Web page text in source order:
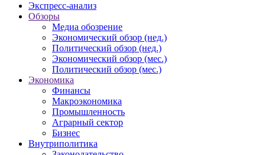
Экспресс-анализ
Обзоры
Медиа обозрение
Экономический обзор (нед.)
Политический обзор (нед.)
Экономический обзор (мес.)
Политический обзор (мес.)
Экономика
Финансы
Макроэкономика
Промышленность
Аграрный сектор
Бизнес
Внутриполитика